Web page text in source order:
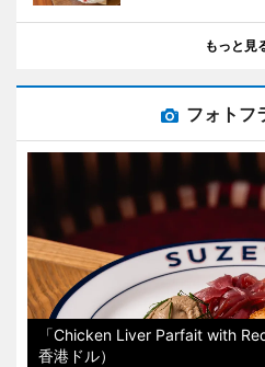
もっと見
フォトフ
「Chicken Liver Parfait with
香港ドル）